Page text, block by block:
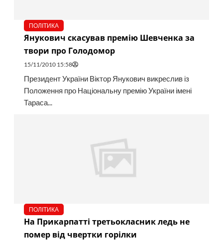
ПОЛІТИКА
Янукович скасував премію Шевченка за
твори про Голодомор
15/11/2010 15:58
Президент України Віктор Янукович викреслив із
Положення про Національну премію України імені
Тараса...
ПОЛІТИКА
На Прикарпатті третьокласник ледь не
помер від чвертки горілки